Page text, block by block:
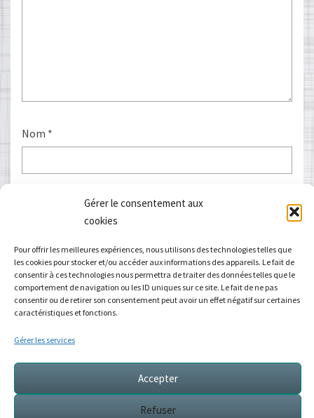
Gérer le consentement aux
cookies
Pour offrir les meilleures expériences, nous utilisons des technologies telles que
les cookies pour stocker et/ou accéder aux informations des appareils. Le fait de
consentir à ces technologies nous permettra de traiter des données telles que le
comportement de navigation ou les ID uniques sur ce site. Le fait de ne pas
consentir ou de retirer son consentement peut avoir un effet négatif sur certaines
caractéristiques et fonctions.
Gérer les services
Accepter
Refuser
Nom *
Site web